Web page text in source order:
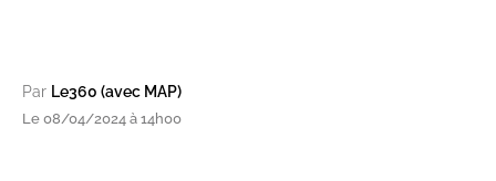
Par Le360 (avec MAP)
Le 08/04/2024 à 14h00